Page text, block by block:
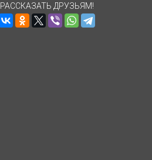
РАССКАЗАТЬ ДРУЗЬЯМ!